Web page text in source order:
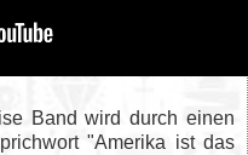
Band wird durch einen
"Amerika ist das